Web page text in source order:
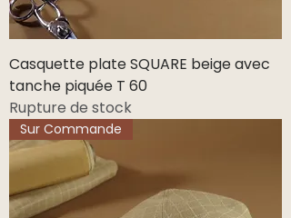
Casquette plate SQUARE beige avec
tanche piquée T 60
Rupture de stock
Sur Commande